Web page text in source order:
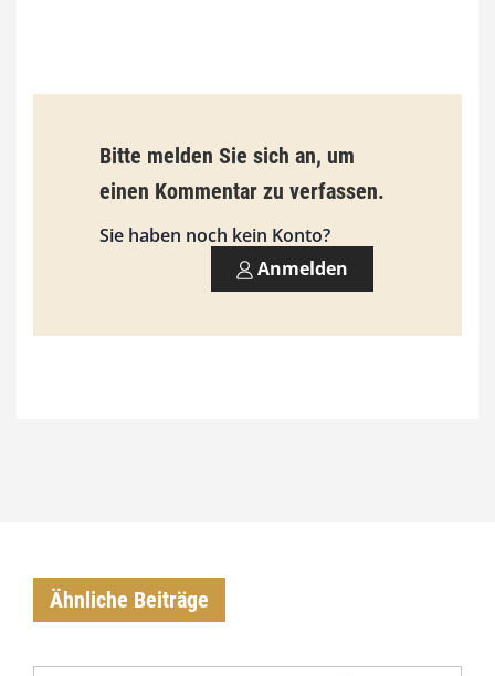
9
3
0
0
Bitte melden Sie sich an, um
einen Kommentar zu verfassen.
Sie haben noch kein Konto?
Anmelden
Ähnliche Beiträge